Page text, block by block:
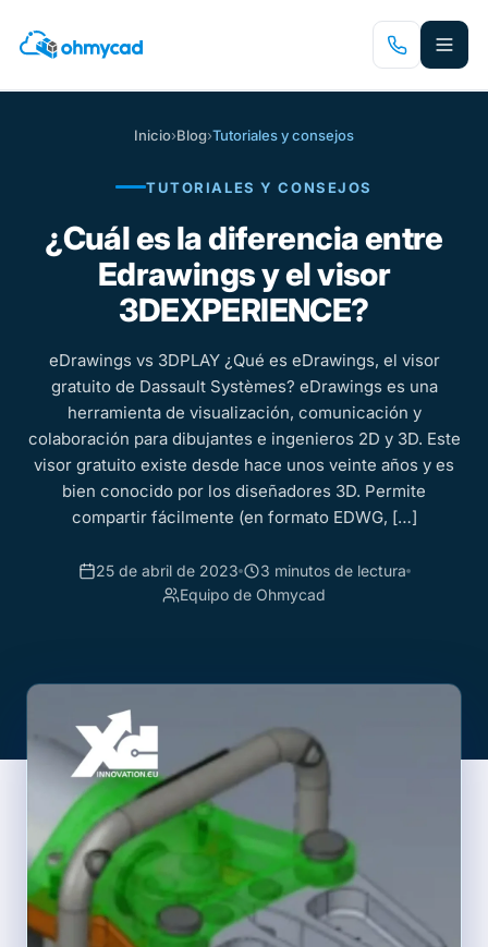
al
Inicio›Blog›Tutoriales y consejos
TUTORIALES Y CONSEJOS
¿Cuál es la diferencia entre
Edrawings y el visor
3DEXPERIENCE?
eDrawings vs 3DPLAY ¿Qué es eDrawings, el visor
gratuito de Dassault Systèmes? eDrawings es una
herramienta de visualización, comunicación y
colaboración para dibujantes e ingenieros 2D y 3D. Este
visor gratuito existe desde hace unos veinte años y es
bien conocido por los diseñadores 3D. Permite
compartir fácilmente (en formato EDWG, […]
25 de abril de 2023
3 minutos de lectura
Equipo de Ohmycad